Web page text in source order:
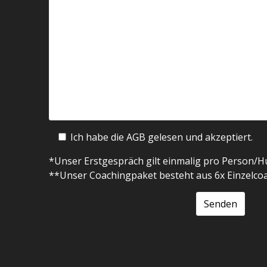
Ich habe die AGB gelesen und akzeptiert.
*Unser Erstgespräch gilt einmalig pro Person/
**Unser Coachingpaket besteht aus 6x